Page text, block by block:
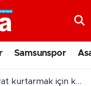
Samsunspor
için kan verdi